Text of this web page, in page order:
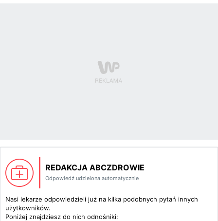
REDAKCJA ABCZDROWIE
Odpowiedź udzielona automatycznie
Nasi lekarze odpowiedzieli już na kilka podobnych pytań innych
użytkowników.
Poniżej znajdziesz do nich odnośniki: